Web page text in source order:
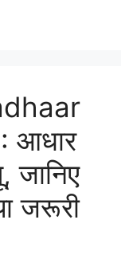
आधार
जानिए
जरूरी